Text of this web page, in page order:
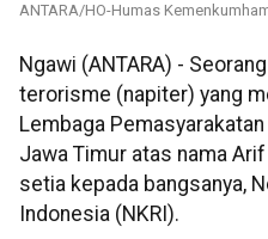
ANTARA/HO-Humas
Ngawi (ANTARA) -
terorisme (napiter) yang
Lembaga
Jawa Timur atas nama
setia kepada bangsanya,
Indonesia (NKRI).